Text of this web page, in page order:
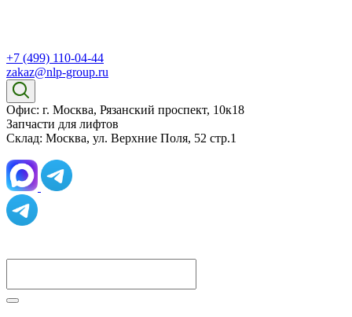
+7 (499) 110-04-44
zakaz@nlp-group.ru
Офис: г. Москва, Рязанский проспект, 10к18
Запчасти для лифтов
Склад: Москва, ул. Верхние Поля, 52 стр.1